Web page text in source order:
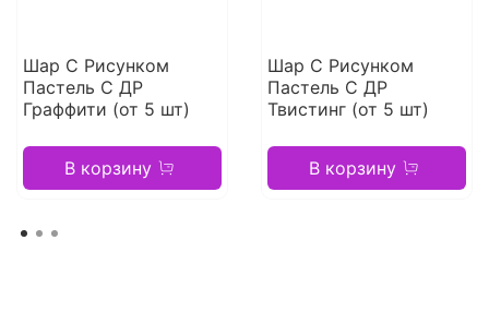
Шар С Рисунком
Пастель С ДР
Граффити (от 5 шт)
В корзину
Шар С Рисунком
Пастель С ДР
Твистинг (от 5 шт)
В корзину